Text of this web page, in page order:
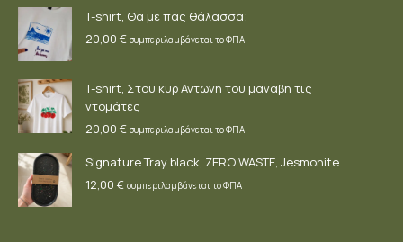
T-shirt, Θα με πας θάλασσα;
20,00 € συμπεριλαμβάνεται το ΦΠΑ
T-shirt, Στου κυρ Αντωνη του μαναβη τις
ντομάτες
20,00 € συμπεριλαμβάνεται το ΦΠΑ
Signature Tray black, ZERO WASTE, Jesmonite
12,00 € συμπεριλαμβάνεται το ΦΠΑ